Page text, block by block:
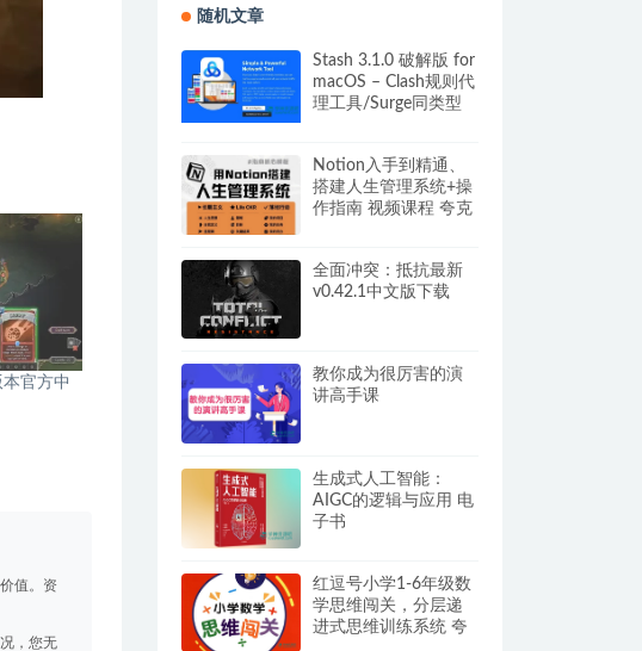
官方中
值。资
，您无
随机文章
Stash 3.1.0 破解版 for
macOS – Clash规则代
理工具/Surge同类型
Notion入手到精通、
搭建人生管理系统+操
作指南 视频课程 夸克
全面冲突：抵抗最新
v0.42.1中文版下载
教你成为很厉害的演
讲高手课
生成式人工智能：
AIGC的逻辑与应用 电
子书
红逗号小学1-6年级数
学思维闯关，分层递
进式思维训练系统 夸